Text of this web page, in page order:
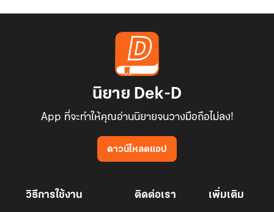
นิยาย Dek-D
App ที่จะทำให้คุณอ่านนิยายจนวางมือถือไม่ลง!
ดาวน์โหลดแอป
วิธีการใช้งาน ติดต่อเรา เพิ่มเติม